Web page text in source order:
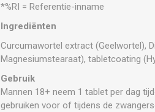
*%RI = Referentie-inname
Ingrediënten
Curcumawortel extract (Geelwortel),
Magnesiumstearaat), tabletcoating
Gebruik
Mannen 18+ neem 1 tablet per dag
gebruiken voor of tijdens de